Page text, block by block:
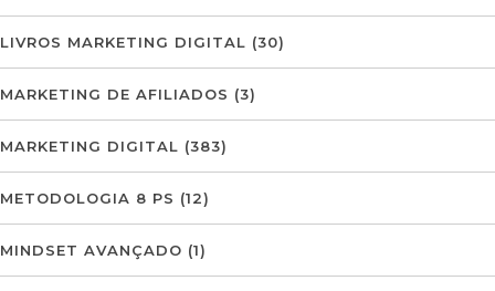
LIVROS MARKETING DIGITAL (30)
MARKETING DE AFILIADOS (3)
MARKETING DIGITAL (383)
METODOLOGIA 8 PS (12)
MINDSET AVANÇADO (1)